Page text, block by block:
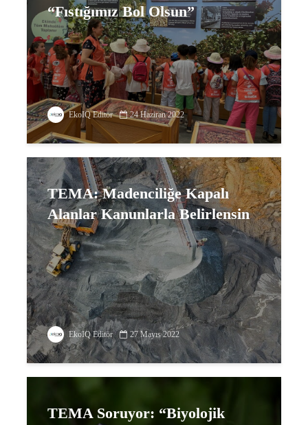
“Fıstığımız Bol Olsun”
EkoIQ Editör 24 Haziran 2022
TEMA: Madenciliğe Kapalı
Alanlar Kanunlarla Belirlensin
EkoIQ Editör 27 Mayıs 2022
TEMA Soruyor: “Biyolojik